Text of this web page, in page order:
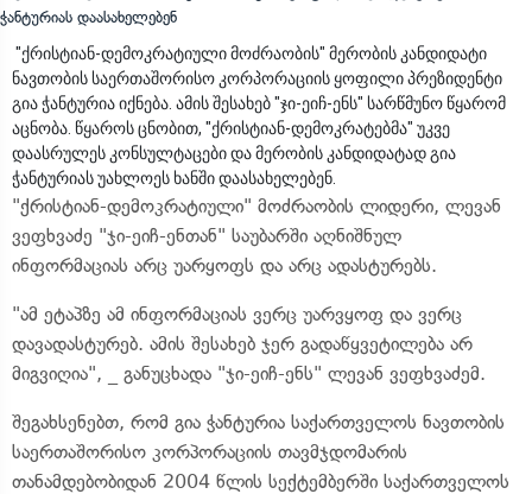
"ქრისტიან-დემოკრატიული მოძრაობის" მერობის კანდიდატი
ნავთობის საერთაშორისო კორპორაციის ყოფილი პრეზიდენტი
გია ჭანტურია იქნება. ამის შესახებ "ჯი-ეიჩ-ენს" სარწმუნო წყარომ
აცნობა. წყაროს ცნობით, "ქრისტიან-დემოკრატებმა" უკვე
დაასრულეს კონსულტაცები და მერობის კანდიდატად გია
ჭანტურიას უახლოეს ხანში დაასახელებენ.
"ქრისტიან-დემოკრატიული" მოძრაობის ლიდერი, ლევან
ვეფხვაძე "ჯი-ეიჩ-ენთან" საუბარში აღნიშნულ
ინფორმაციას არც უარყოფს და არც ადასტურებს.
"ამ ეტაპზე ამ ინფორმაციას ვერც უარვყოფ და ვერც
დავადასტურებ. ამის შესახებ ჯერ გადაწყვეტილება არ
მიგვიღია", _ განუცხადა "ჯი-ეიჩ-ენს" ლევან ვეფხვაძემ.
შეგახსენებთ, რომ გია ჭანტურია საქართველოს ნავთობის
საერთაშორისო კორპორაციის თავმჯდომარის
თანამდებობიდან 2004 წლის სექტემბერში საქართველოს